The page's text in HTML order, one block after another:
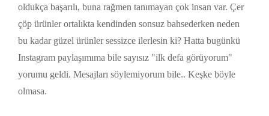
oldukça başarılı, buna rağmen tanımayan çok insan var. Çer
çöp ürünler ortalıkta kendinden sonsuz bahsederken neden
bu kadar güzel ürünler sessizce ilerlesin ki? Hatta bugünkü
Instagram paylaşımıma bile sayısız "ilk defa görüyorum"
yorumu geldi. Mesajları söylemiyorum bile.. Keşke böyle
olmasa.